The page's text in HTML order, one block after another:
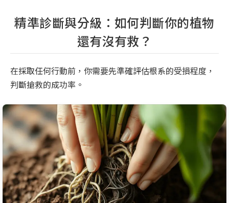
精準診斷與分級：如何判斷你的植物
還有沒有救？
在採取任何行動前，你需要先準確評估根系的受損程度，
判斷搶救的成功率。